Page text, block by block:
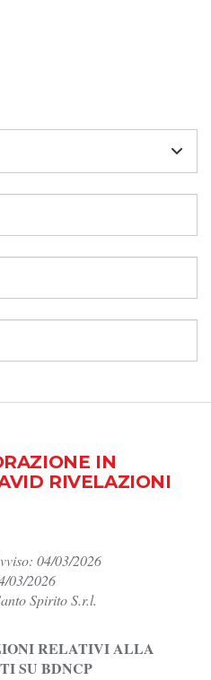
IN
RIVELAZIONI
04/03/2026
03/2026
Spirito S.r.l.
RELATIVI ALLA
SU BDNCP